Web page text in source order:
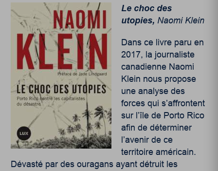
Le choc des
utopies, Naomi Klein
Dans ce livre paru en
2017, la journaliste
canadienne Naomi
Klein nous propose
une analyse des
forces qui s’affrontent
sur l’île de Porto Rico
afin de déterminer
l’avenir de ce
territoire américain.
Dévasté par des ouragans ayant détruit les